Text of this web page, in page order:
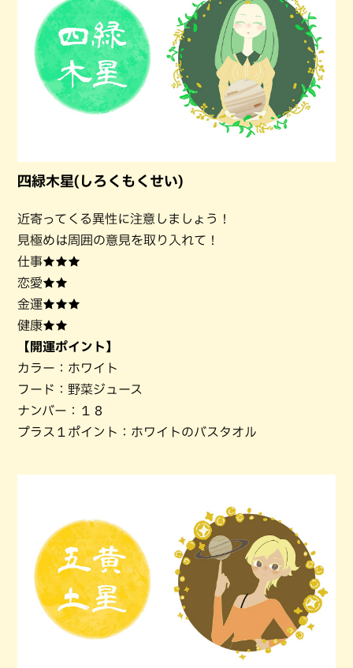
四緑木星(しろくもくせい)
近寄ってくる異性に注意しましょう！
見極めは周囲の意見を取り入れて！
仕事★★★
恋愛★★
金運★★★
健康★★
【開運ポイント】
カラー：ホワイト
フード：野菜ジュース
ナンバー：１８
プラス１ポイント：ホワイトのバスタオル